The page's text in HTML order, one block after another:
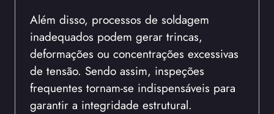
Além disso, processos de soldagem
inadequados podem gerar trincas,
deformações ou concentrações excessivas
de tensão. Sendo assim, inspeções
frequentes tornam-se indispensáveis para
garantir a integridade estrutural.